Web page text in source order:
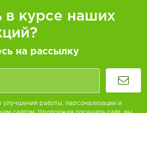
в курсе наших
на рассылку
работы, персонализации и
сайтом. Продолжая посещать сайт, вы